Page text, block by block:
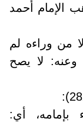
الإمام أحمد
من وراءه لم
لا يصح
بإمامه، أي: